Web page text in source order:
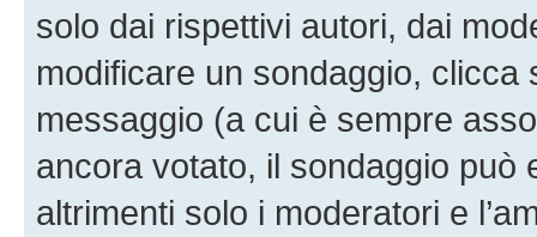
solo dai rispettivi autori, dai
modificare un sondaggio,
messaggio (a cui è sempre
ancora votato, il sondaggio può
altrimenti solo i moderatori e